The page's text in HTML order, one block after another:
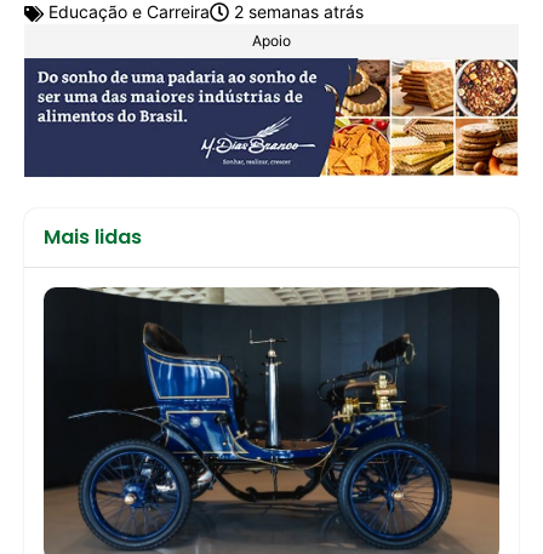
Educação e Carreira 2 semanas atrás
Apoio
Mais lidas